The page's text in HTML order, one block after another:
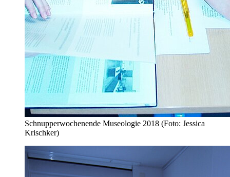
Schnupperwochenende Museologie 2018 (Foto: Jessica
Krischker)